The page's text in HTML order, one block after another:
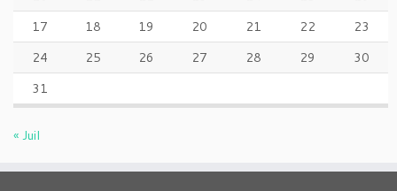
17
18 19 20 21 22
23
24
25 26 27 28 29
30
31
« Juil